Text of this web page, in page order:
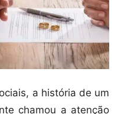
a história de um
chamou a atenção